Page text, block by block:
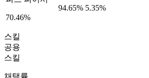
70.46%
94.65% 5.35%
스킬
공용
스킬
채택률